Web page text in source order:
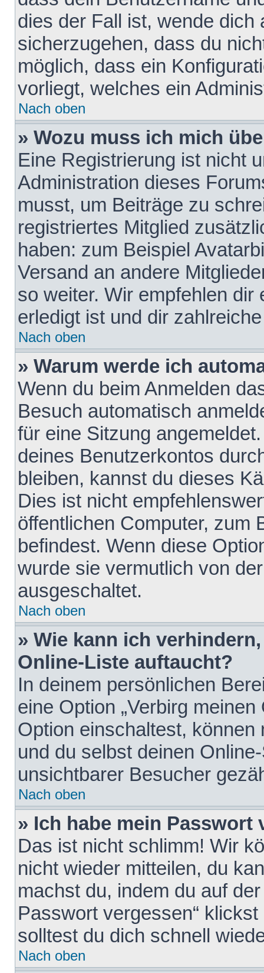
dies der Fall ist, wende dich
sicherzugehen, dass du
möglich, dass ein
vorliegt, welches ein
Nach oben
» Wozu muss ich mich
Eine Registrierung ist nicht
Administration dieses
musst, um Beiträge zu
registriertes Mitglied
haben: zum Beispiel
Versand an andere
so weiter. Wir empfehlen
erledigt ist und dir
Nach oben
» Warum werde ich
Wenn du beim Anmelden
Besuch automatisch
für eine Sitzung
deines Benutzerkontos
bleiben, kannst du dieses
Dies ist nicht
öffentlichen Computer, zum
befindest. Wenn diese
wurde sie vermutlich von
ausgeschaltet.
Nach oben
» Wie kann ich
Online-Liste auftaucht?
In deinem persönlichen
eine Option „Verbirg
Option einschaltest,
und du selbst deinen
unsichtbarer Besucher
Nach oben
» Ich habe mein Passwort
Das ist nicht schlimm! Wir
nicht wieder mitteilen, du
machst du, indem du auf
Passwort vergessen“
solltest du dich schnell
Nach oben